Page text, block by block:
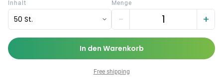
Inhalt
50 St.
Menge
− +
In den Warenkorb
Free shipping